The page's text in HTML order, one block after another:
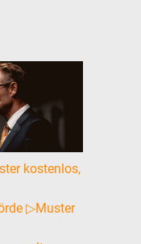
kostenlos,
▷Muster